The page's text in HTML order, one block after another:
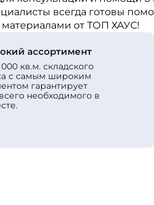
всегда готовы
от ТОП ХАУС!
ассортимент
кв.м. складского
с самым широким
гарантирует
необходимого в